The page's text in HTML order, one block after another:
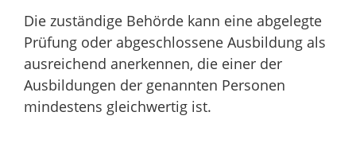
Die zuständige Behörde kann eine abgelegte
Prüfung oder abgeschlossene Ausbildung als
ausreichend anerkennen, die einer der
Ausbildungen der genannten Personen
mindestens gleichwertig ist.